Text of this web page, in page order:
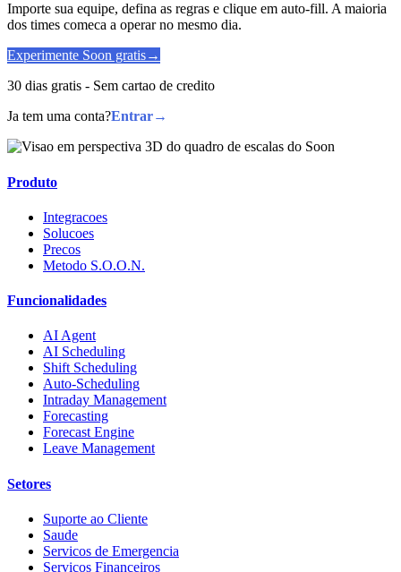
Importe sua equipe, defina as regras e clique em auto-fill. A maioria
dos times comeca a operar no mesmo dia.
Experimente Soon gratis→
30 dias gratis - Sem cartao de credito
Ja tem uma conta?Entrar→
Produto
Integracoes
Solucoes
Precos
Metodo S.O.O.N.
Funcionalidades
AI Agent
AI Scheduling
Shift Scheduling
Auto-Scheduling
Intraday Management
Forecasting
Forecast Engine
Leave Management
Setores
Suporte ao Cliente
Saude
Servicos de Emergencia
Servicos Financeiros